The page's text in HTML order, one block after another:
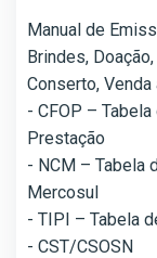
Manual de
Brindes,
Conserto,
- CFOP –
Prestação
- NCM – Tabela
Mercosul
- TIPI – Tabela
- CST/CSOSN